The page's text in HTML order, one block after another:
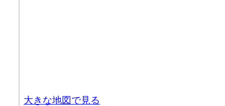
大きな地図で見る